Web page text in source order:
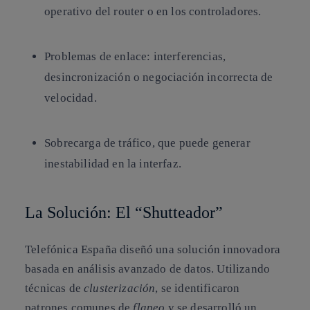
operativo del router o en los controladores.
Problemas de enlace: interferencias,
desincronización o negociación incorrecta de
velocidad.
Sobrecarga de tráfico, que puede generar
inestabilidad en la interfaz.
La Solución: El “Shutteador”
Telefónica España diseñó una solución innovadora
basada en análisis avanzado de datos. Utilizando
técnicas declusterización, se identificaron